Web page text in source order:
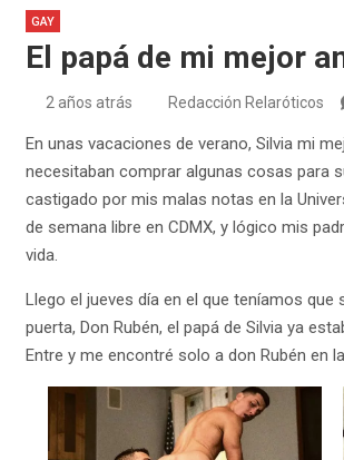
GAY
El papá de mi mejor
2 años atrás Redacción Relaróticos
En unas vacaciones de verano, Silvia mi
necesitaban comprar algunas cosas para
castigado por mis malas notas en la
de semana libre en CDMX, y lógico mis
vida.
Llego el jueves día en el que teníamos que
puerta, Don Rubén, el papá de Silvia ya
Entre y me encontré solo a don Rubén en